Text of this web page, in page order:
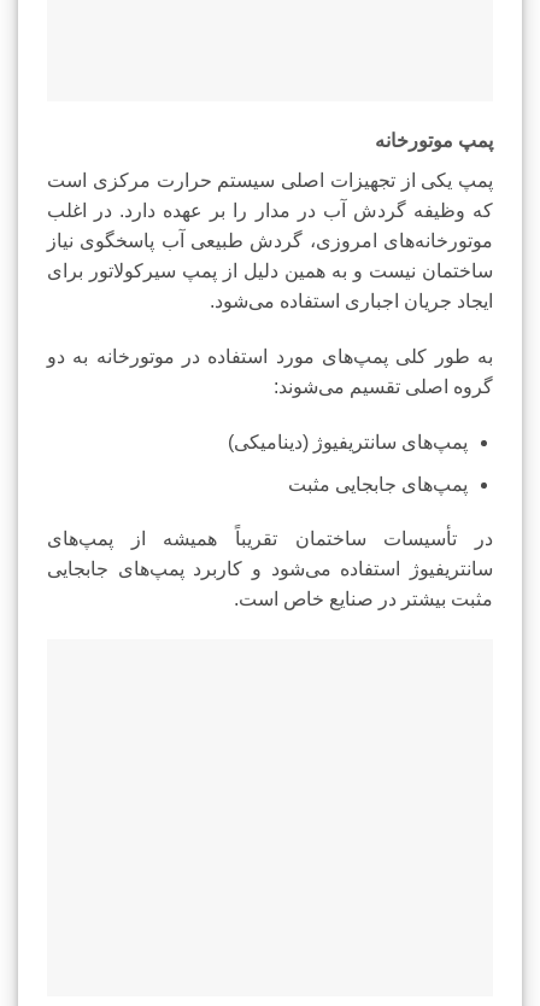
پمپ موتورخانه
پمپ یکی از تجهیزات اصلی سیستم حرارت مرکزی است
که وظیفه گردش آب در مدار را بر عهده دارد. در اغلب
موتورخانه‌های امروزی، گردش طبیعی آب پاسخگوی نیاز
ساختمان نیست و به همین دلیل از پمپ سیرکولاتور برای
ایجاد جریان اجباری استفاده می‌شود.
به طور کلی پمپ‌های مورد استفاده در موتورخانه به دو
گروه اصلی تقسیم می‌شوند:
پمپ‌های سانتریفیوژ (دینامیکی)
پمپ‌های جابجایی مثبت
در تأسیسات ساختمان تقریباً همیشه از پمپ‌های
سانتریفیوژ استفاده می‌شود و کاربرد پمپ‌های جابجایی
مثبت بیشتر در صنایع خاص است.